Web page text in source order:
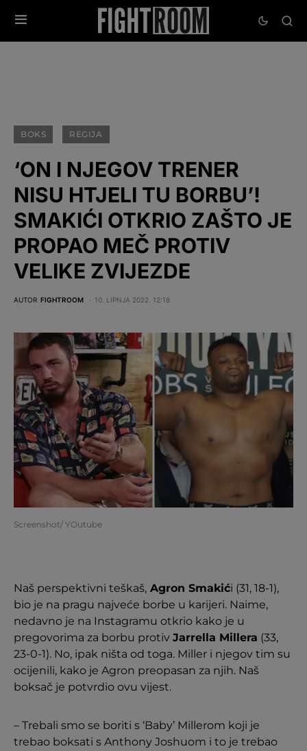
BOKS REGIJA
‘ON I NJEGOV TRENER
NISU HTJELI TU BORBU’!
SMAKIĆI OTKRIO ZAŠTO JE
PROPAO MEČ PROTIV
VELIKE ZVIJEZDE
AUTOR FIGHTROOM 10. LIPNJA 2022. 12:18
Screenshot/ YOutube
Naš perspektivni teškaš, Agron Smakići (31, 18-1),
bio je na pragu najveće borbe u karijeri. Naime,
nedavno je na Instagramu otkrio kako je u
pregovorima za borbu protiv Jarrella Millera (33,
23-0-1). No, ipak ništa od toga. Miller i njegov tim su
ocijenili, kako je Agron preopasan za njih. Naš
boksač je potvrdio ovu vijest.
– Trebali smo se boriti s ‘Baby’ Millerom koji je
trebao boksati s Anthony Joshuom i to je trebao